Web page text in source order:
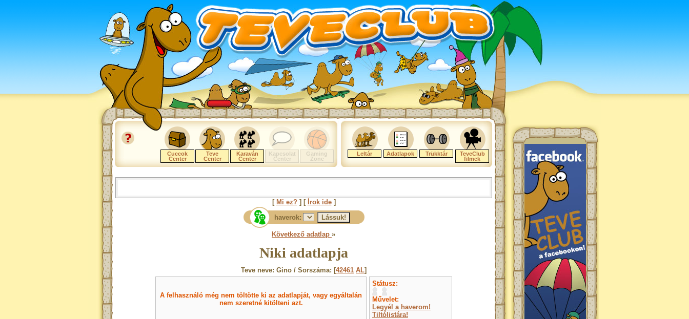
Cuccok
Center
Teve
Center
Karaván
Center
Kapcsolat
Center
Gaming
Zone
Leltár Adatlapok Trükktár
TeveClub
filmek
[ Mi ez?] [ Írok ide]
haverok:
Következő adatlap »
Niki adatlapja
Teve neve: Gino / Sorszáma: [42461 AL]
A felhasználó még nem töltötte ki az adatlapját, vagy egyáltalán
nem szeretné kitölteni azt.
Státusz:
Művelet:
Legyél a haverom!
Tiltólistára!